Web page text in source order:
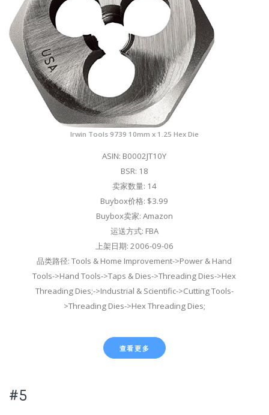
Irwin Tools 9739 10mm x 1.25 Hex Die
ASIN: B0002JT10Y
BSR: 18
卖家数量: 14
Buybox价格: $3.99
Buybox卖家: Amazon
运送方式: FBA
上架日期: 2006-09-06
品类路径: Tools & Home Improvement->Power & Hand
Tools->Hand Tools->Taps & Dies->Threading Dies->Hex
Threading Dies;->Industrial & Scientific->Cutting Tools-
>Threading Dies->Hex Threading Dies;
查看更多
#5